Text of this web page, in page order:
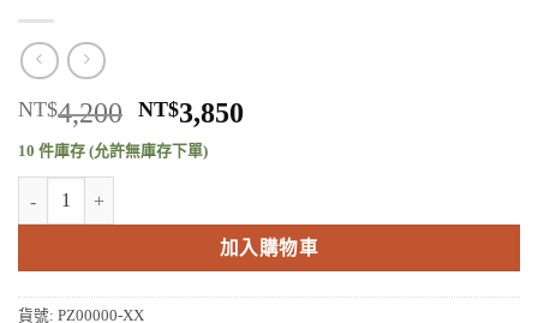
NT$4,200 原
始
NT$4,200。
NT$3,850
NT$3,850。
10 件庫存 (允許無庫存下單)
American Standard(美國標準牌)梯形馬桶蓋 PZ00000-XX 數量
加入購物車
貨號: PZ00000-XX